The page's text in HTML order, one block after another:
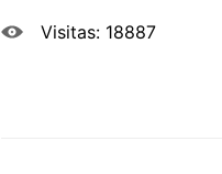
Visitas: 18887